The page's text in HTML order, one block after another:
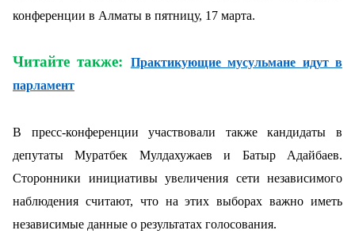
конференции в Алматы в пятницу, 17 марта.
Читайте также:
Практикующие мусульмане идут в
парламент
В пресс-конференции участвовали также кандидаты в
депутаты Муратбек Мулдахужаев и Батыр Адайбаев.
Сторонники инициативы увеличения сети независимого
наблюдения считают, что на этих выборах важно иметь
независимые данные о результатах голосования.